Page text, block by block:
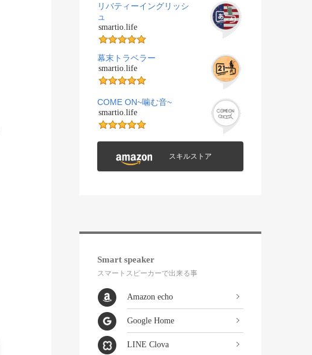
リバティーイングリッシ
ュ
smartio.life
幕末トラベラー
smartio.life
COME ON~噛む音~
smartio.life
スキルストア
Smart speaker
スマートスピーカーで出来る事
Amazon echo
Google Home
LINE Clova